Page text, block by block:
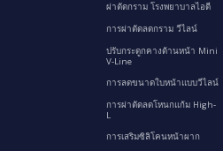
ผ่าตัดกราม โรงพยาบาลไอดี
การผ่าตัดลดกราม วีไลน์
ปรับกระดูกคางด้านหน้า Mini
V-Line
การลดขนาดใบหน้าแบบวีไลน์
การผ่าตัดลดโหนกแก้ม High-
L
การเสริมซิลิโคนหน้าผาก